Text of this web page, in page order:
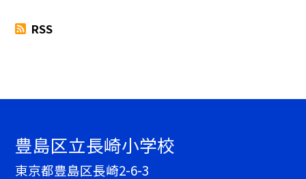
RSS
豊島区立長崎小学校
東京都豊島区長崎2-6-3